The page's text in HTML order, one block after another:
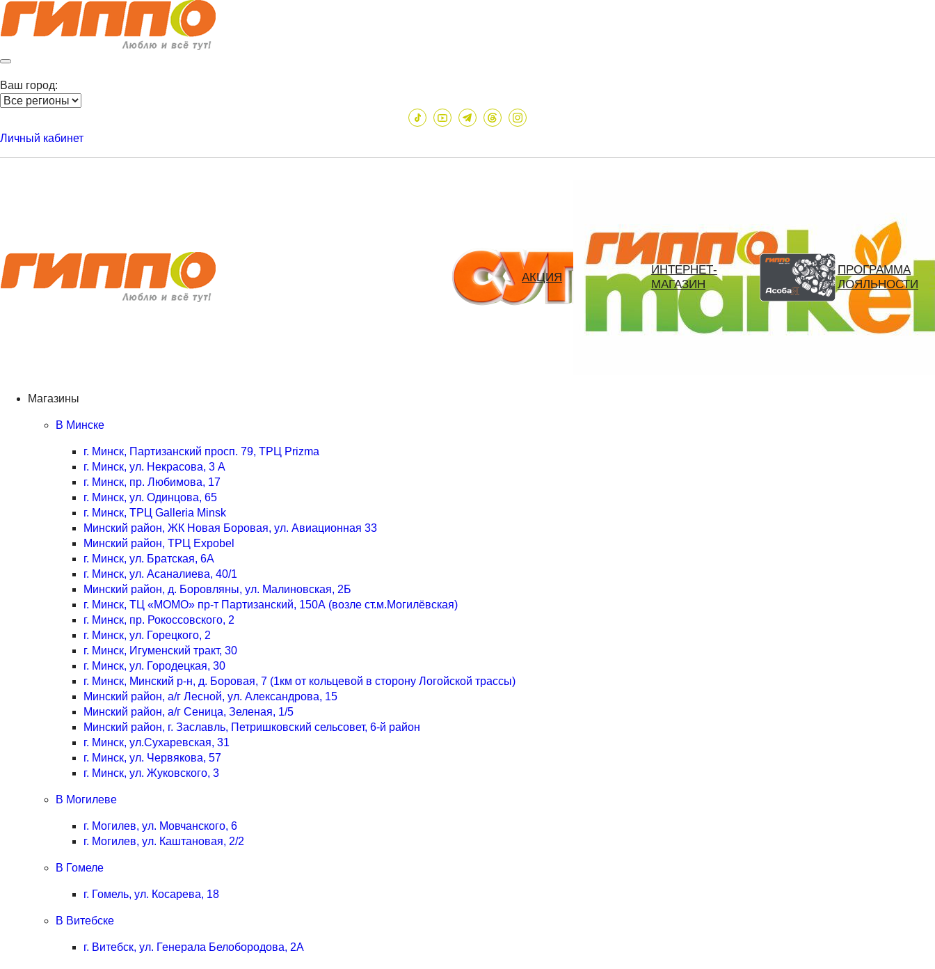
пароль
Ваш город:
Личный кабинет
АКЦИЯ
ИНТЕРНЕТ-
МАГАЗИН
ПРОГРАММА
ЛОЯЛЬНОСТИ
Магазины
В Минске
г. Минск, Партизанский просп. 79, ТРЦ Prizma
г. Минск, ул. Некрасова, 3 А
г. Минск, пр. Любимова, 17
г. Минск, ул. Одинцова, 65
г. Минск, ТРЦ Galleria Minsk
Минский район, ЖК Новая Боровая, ул. Авиационная 33
Минский район, ТРЦ Expobel
г. Минск, ул. Братская, 6А
г. Минск, ул. Асаналиева, 40/1
Минский район, д. Боровляны, ул. Малиновская, 2Б
г. Минск, ТЦ «МОМО» пр-т Партизанский, 150А (возле ст.м.Могилёвская)
г. Минск, пр. Рокоссовского, 2
г. Минск, ул. Горецкого, 2
г. Минск, Игуменский тракт, 30
г. Минск, ул. Городецкая, 30
г. Минск, Минский р-н, д. Боровая, 7 (1км от кольцевой в сторону Логойской трассы)
Минский район, а/г Лесной, ул. Александрова, 15
Минский район, а/г Сеница, Зеленая, 1/5
Минский район, г. Заславль, Петришковский сельсовет, 6-й район
г. Минск, ул.Сухаревская, 31
г. Минск, ул. Червякова, 57
г. Минск, ул. Жуковского, 3
В Могилеве
г. Могилев, ул. Мовчанского, 6
г. Могилев, ул. Каштановая, 2/2
В Гомеле
г. Гомель, ул. Косарева, 18
В Витебске
г. Витебск, ул. Генерала Белобородова, 2А